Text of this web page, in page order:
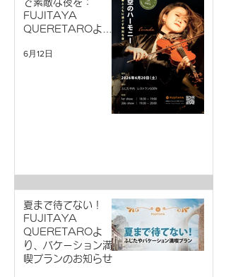
で素敵な夜を：
FUJITAYA
QUERETAROより
6月12日
夏まで待てない！
FUJITAYA
QUERETAROよ
り、バケーション満
喫プランのお知らせ